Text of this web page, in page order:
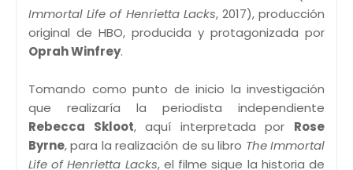
Immortal Life of Henrietta Lacks, 2017), producción
original de HBO, producida y protagonizada por
Oprah Winfrey.
Tomando como punto de inicio la investigación
que realizaría la periodista independiente
Rebecca Skloot, aquí interpretada por Rose
Byrne, para la realización de su libro The Immortal
Life of Henrietta Lacks, el filme sigue la historia de